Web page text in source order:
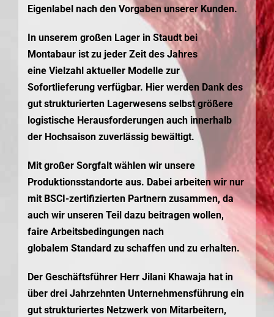
Eigenlabel nach den Vorgaben unserer Kunden.
In unserem großen Lager in Staudt bei
Montabaur ist zu jeder Zeit des Jahres
eine Vielzahl aktueller Modelle zur
Sofortlieferung verfügbar. Hier werden Dank des
gut strukturierten Lagerwesens selbst größere
logistische Herausforderungen auch innerhalb
der Hochsaison zuverlässig bewältigt.
Mit großer Sorgfalt wählen wir unsere
Produktionsstandorte aus. Dabei arbeiten wir nur
mit BSCI-zertifizierten Partnern zusammen, da
auch wir unseren Teil dazu beitragen wollen,
faire Arbeitsbedingungen nach
globalem Standard zu schaffen und zu erhalten.
Der Geschäftsführer Herr Jilani Khawaja hat in
über drei Jahrzehnten Unternehmensführung ein
gut strukturiertes Netzwerk von Mitarbeitern,